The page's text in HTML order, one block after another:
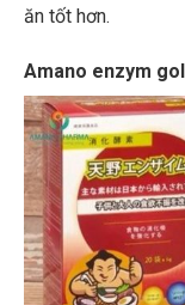
ăn tốt hơn.
Amano enzym